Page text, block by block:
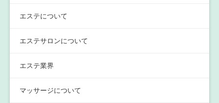
エステについて
エステサロンについて
エステ業界
マッサージについて